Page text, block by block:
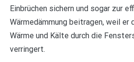
Einbrüchen sichern und sogar zur
Wärmedämmung beitragen, weil er
Wärme und Kälte durch die
verringert.